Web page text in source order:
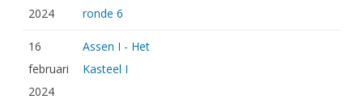
2024
ronde 6
16
februari
2024
Assen I - Het
Kasteel I